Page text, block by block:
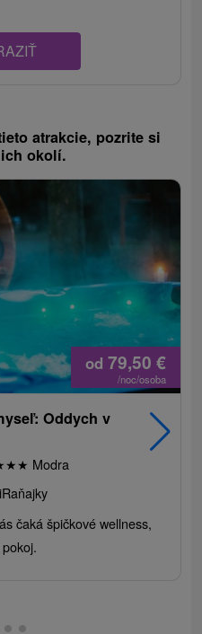
atrakcie, pozrite si
okolí.
od 79,50€
/noc/osoba
Oddych v
★★ Modra
Raňajky
čaká špičkové wellness,